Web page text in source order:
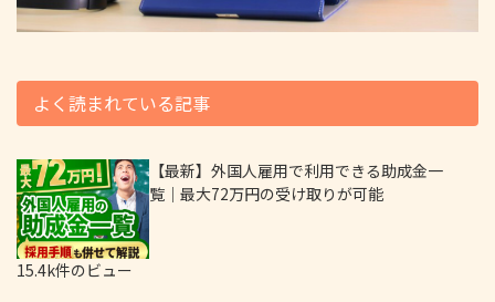
よく読まれている記事
【最新】外国人雇用で利用できる助成金一
覧｜最大72万円の受け取りが可能
15.4k件のビュー